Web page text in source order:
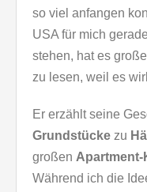
so viel anfangen
USA für mich
stehen, hat es
zu lesen, weil es
Er erzählt seine
Grundstücke zu
großen
Während ich die